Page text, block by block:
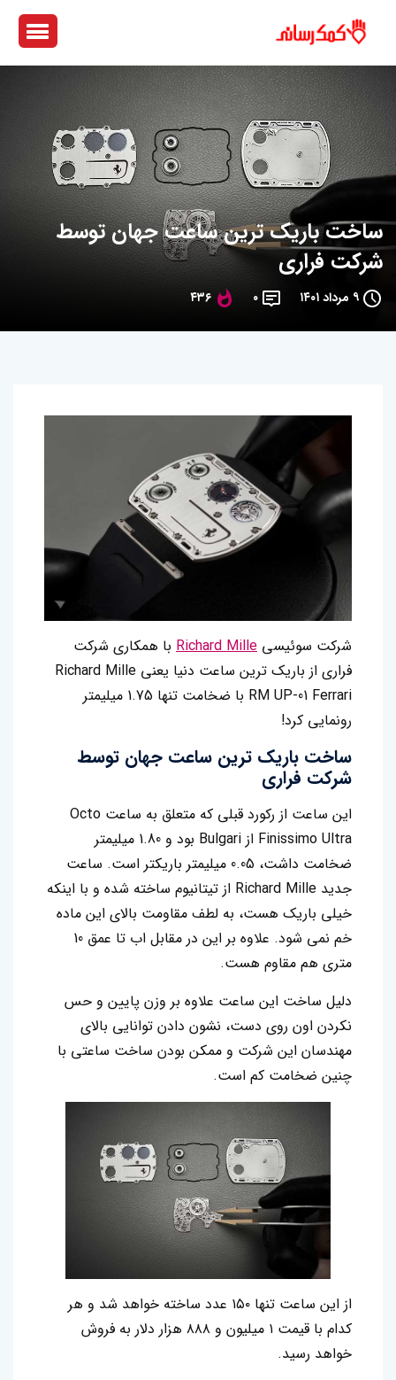
ساخت باریک ترین ساعت جهان توسط
شرکت فراری
۹ مرداد ۱۴۰۱ ۰ ۴۳۶
شرکت سوئیسی Richard Mille با همکاری شرکت
فراری از باریک ترین ساعت دنیا یعنی Richard Mille
RM UP-01 Ferrari با ضخامت تنها 1.75 میلیمتر
رونمایی کرد!
ساخت باریک ترین ساعت جهان توسط
شرکت فراری
این ساعت از رکورد قبلی که متعلق به ساعت Octo
Finissimo Ultra از Bulgari بود و 1.80 میلیمتر
ضخامت داشت، 0.05 میلیمتر باریکتر است. ساعت
جدید Richard Mille از تیتانیوم ساخته شده و با اینکه
خیلی باریک هست، به لطف مقاومت بالای این ماده
خم نمی شود. علاوه بر این در مقابل اب تا عمق 10
متری هم مقاوم هست.
دلیل ساخت این ساعت علاوه بر وزن پایین و حس
نکردن اون روی دست، نشون دادن توانایی بالای
مهندسان این شرکت و ممکن بودن ساخت ساعتی با
چنین ضخامت کم است.
از این ساعت تنها ۱۵۰ عدد ساخته خواهد شد و هر
کدام با قیمت ۱ میلیون و ۸۸۸ هزار دلار به فروش
خواهد رسید.